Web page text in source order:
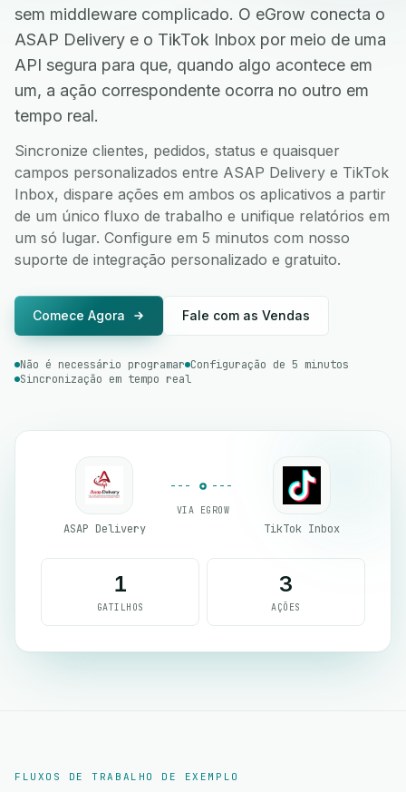
sem middleware complicado. O eGrow conecta o
ASAP Delivery e o TikTok Inbox por meio de uma
API segura para que, quando algo acontece em
um, a ação correspondente ocorra no outro em
tempo real.
Sincronize clientes, pedidos, status e quaisquer
campos personalizados entre ASAP Delivery e TikTok
Inbox, dispare ações em ambos os aplicativos a partir
de um único fluxo de trabalho e unifique relatórios em
um só lugar. Configure em 5 minutos com nosso
suporte de integração personalizado e gratuito.
Comece Agora Fale com as Vendas
Não é necessário programar Configuração de 5 minutos
Sincronização em tempo real
ASAP Delivery
VIA EGROW
TikTok Inbox
1
GATILHOS
3
AÇÕES
FLUXOS DE TRABALHO DE EXEMPLO